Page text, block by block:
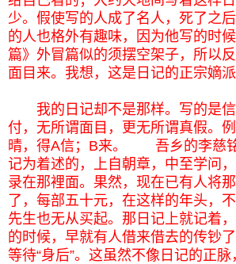
少。假使写的人成了名人，死了之
的人也格外有趣味，因为他写的时
篇》外冒篇似的须摆空架子，所以
面目来。我想，这是日记的正宗嫡派
我的日记却不是那样。写的是信
付，无所谓面目，更无所谓真假。
晴，得A信；B来。 吾乡的李慈
记为着述的，上自朝章，中至学问
录在那裡面。果然，现在已有人将
了，每部五十元，在这样的年头，
先生也无从买起。那日记上就记着
的时候，早就有人借来借去的传钞
等待“身后”。这虽然不像日记的正